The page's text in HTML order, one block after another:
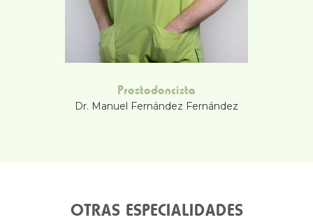
Prostodoncista
Dr. Manuel Fernández Fernández
OTRAS ESPECIALIDADES